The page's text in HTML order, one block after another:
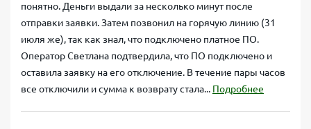
понятно. Деньги выдали за несколько минут после
отправки заявки. Затем позвонил на горячую линию (31
июля же), так как знал, что подключено платное ПО.
Оператор Светлана подтвердила, что ПО подключено и
оставила заявку на его отключение. В течение пары часов
все отключили и сумма к возврату стала... Подробнее